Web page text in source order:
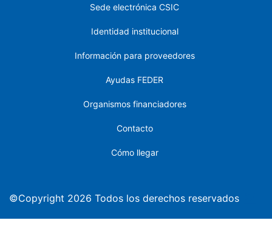
Sede electrónica CSIC
Identidad institucional
Información para proveedores
Ayudas FEDER
Organismos financiadores
Contacto
Cómo llegar
©Copyright 2026 Todos los derechos reservados